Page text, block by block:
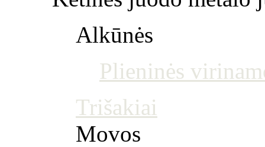
Alkūnės
Plieninės
Trišakiai
Movos